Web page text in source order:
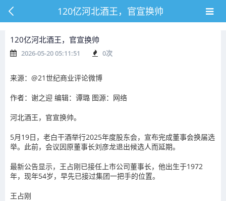
120亿河北酒王，官宣换帅
120亿河北酒王，官宣换帅
2026-05-20 05:11:51 0次
来源：@21世纪商业评论微博
作者：谢之迎 编辑：谭璐 图源：网络
河北酒王，官宣换帅。
5月19日，老白干酒举行2025年度股东会，宣布完成董事会换届选
举。此前，会议因原董事长刘彦龙退出候选人而延期。
最新公告显示，王占刚已接任上市公司董事长，他出生于1972
年，现年54岁，早先已接过集团一把手的位置。
王占刚